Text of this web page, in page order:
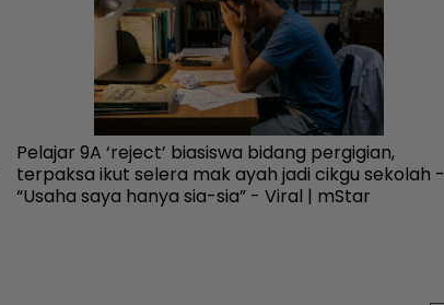
Pelajar 9A ‘reject’ biasiswa bidang pergigian,
terpaksa ikut selera mak ayah jadi cikgu sekolah -
“Usaha saya hanya sia-sia” - Viral | mStar